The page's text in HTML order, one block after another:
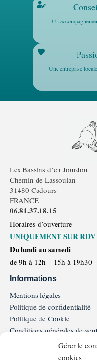
Gérer le
cookies
Un
Une entreprise
Les Bassins d’en Jourdou
Chemin de Lassoulan
31480 Cadours
FRANCE
06.81.37.18.15
Horaires d’ouverture
UNIQUEMENT SUR RDV
Du lundi au samedi
de 9h à 12h – 15h à 19h30
Informations
Mentions légales
Politique de confidentialité
Politique de Cookie
Conditions générales de
Programme de Fidélité